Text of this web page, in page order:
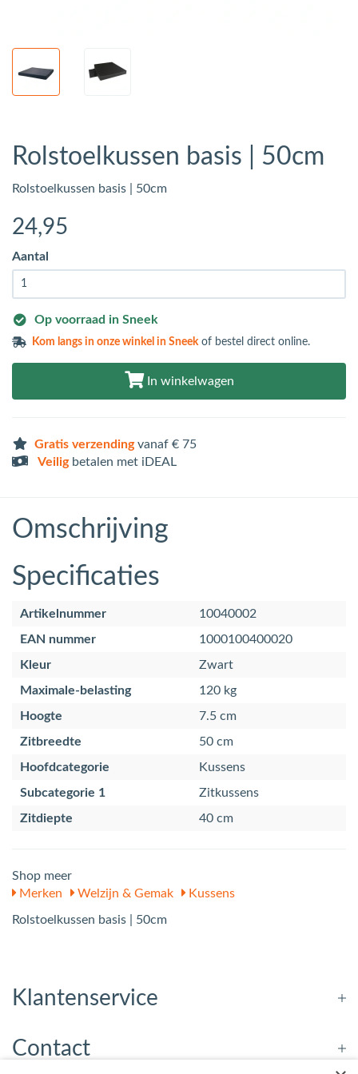
Rolstoelkussen basis | 50cm
Rolstoelkussen basis | 50cm
24,95
Aantal
Op voorraad in Sneek
Kom langs inonze winkel in Sneek of bestel direct online.
In winkelwagen
Gratis verzendingvanaf € 75
Veiligbetalen met iDEAL
Omschrijving
Specificaties
Artikelnummer
10040002
EAN nummer
1000100400020
Kleur
Zwart
Maximale-belasting
120 kg
Hoogte
7.5 cm
Zitbreedte
50 cm
Hoofdcategorie
Kussens
Subcategorie 1
Zitkussens
Zitdiepte
40 cm
Shop meer
Merken
Welzijn & Gemak Kussens
Rolstoelkussen basis | 50cm
Klantenservice
Contact